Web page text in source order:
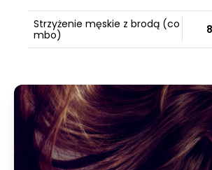
Strzyżenie męskie z brodą (co
mbo)